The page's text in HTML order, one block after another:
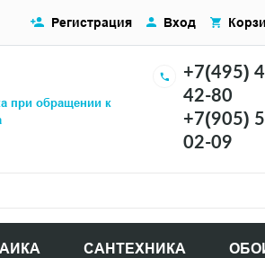
при обращении к
+7(495)
42-80
+7(905)
02-09
САНТЕХНИКА
Регистрация Вход